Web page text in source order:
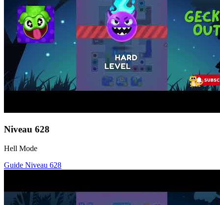
Niveau 628
Hell Mode
Guide Niveau 628